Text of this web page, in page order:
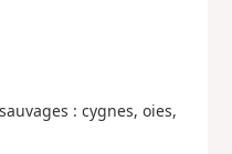
: cygnes, oies,